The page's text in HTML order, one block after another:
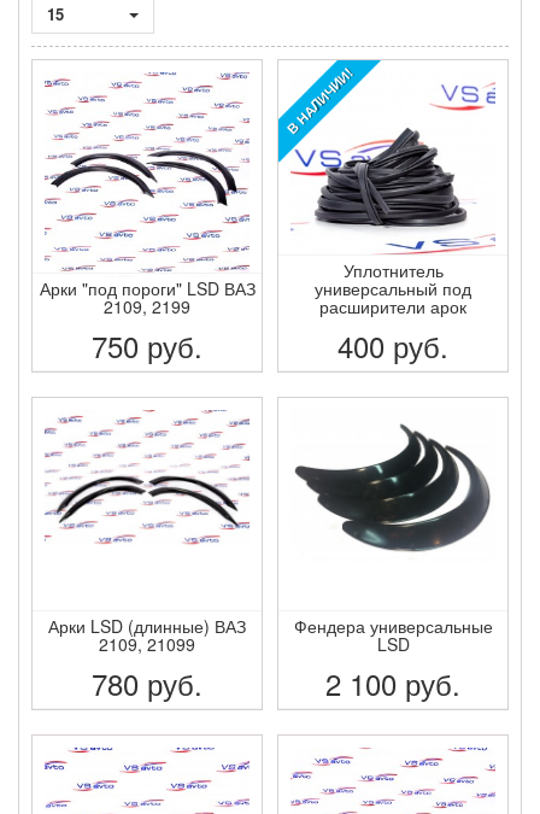
15
Арки "под пороги" LSD ВАЗ
2109, 2199
750 руб.
ПОДРОБНЕЕ
В НАЛИЧИИ!
Уплотнитель
универсальный под
расширители арок
400 руб.
ПОДРОБНЕЕ
Арки LSD (длинные) ВАЗ
2109, 21099
780 руб.
ПОДРОБНЕЕ
Фендера универсальные
LSD
2 100 руб.
ПОДРОБНЕЕ